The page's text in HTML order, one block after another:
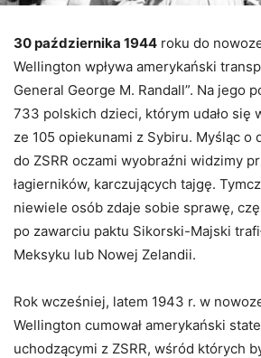
30 października 1944 roku do
Wellington wpływa amerykański
General George M. Randall”. Na jego
733 polskich dzieci, którym udało się
ze 105 opiekunami z Sybiru. Myśląc o
do ZSRR oczami wyobraźni widzimy
łagierników, karczujących tajgę.
niewiele osób zdaje sobie sprawę,
po zawarciu paktu Sikorski-Majski
Meksyku lub Nowej Zelandii.
Rok wcześniej, latem 1943 r. w
Wellington cumował amerykański
uchodzącymi z ZSRR, wśród których